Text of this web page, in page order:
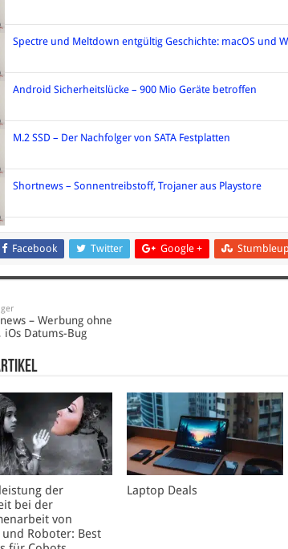
Spectre und Meltdown entgültig Geschichte: macOS und
Android Sicherheitslücke – 900 Mio Geräte betroffen
M.2 SSD – Der Nachfolger von SATA Festplatten
Shortnews – Sonnentreibstoff, Trojaner aus Playstore
Facebook Twitter Google +
– Werbung ohne
iOs Datums-Bug
der
bei der
von
Roboter: Best
Laptop Deals